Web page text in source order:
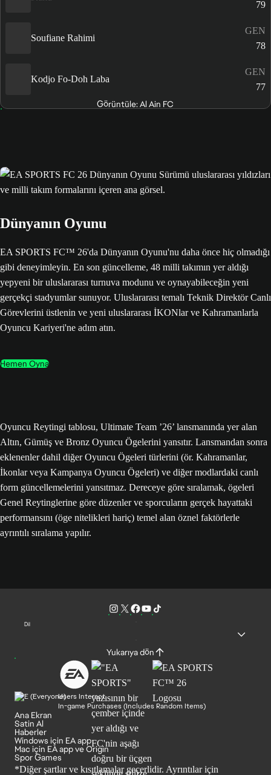
79
Soufiane Rahimi
GEN
78
Kodjo Fo-Doh Laba
GEN
77
Görüntüle: Al Ain FC
Dünyanın Oyunu
EA SPORTS FC™ 26'da Dünyanın Oyunu'nu daha önce hiç olmadığı
gibi deneyimleyin. En son güncelleme, 48 milli takımın yer aldığı
yepyeni bir uluslararası turnuva modunu ve oynayabileceğin yeni
gerçekçi stadyumlar sunuyor. Uluslararası temalı Teknik Direktör Canlı
Görevlerini üstlenin ve yeni uluslararası İKONlar ve Kahramanlarla
Oyuncu Kariyeri'ne adım atın.
Hemen Oyna
Oyuncu Reytingi tablosu, Ultimate Team ’26’ lansmanında yer alan
Altın, Gümüş ve Bronz Oyuncu Ögelerini yansıtır. Lansmandan sonra
eklenenler dahil diğer Oyuncu Ögeleri türlerini (ör. Kahramanlar,
İkonlar veya Kampanya Oyuncu Ögeleri) ve diğer modlardaki canlı
form güncellemelerini yansıtmaz. Dereceye göre sıralamak, ögeleri
Genel Reytinglerine göre düzenler ve sporcuların gerçek hayattaki
performansını (öge nitelikleri hariç) temel alan öznel faktörlerle
ayrıntılı sıralama yapılır.
Dil
Yukarıya dön
Users Interact
In-game Purchases (Includes Random Items)
Ana Ekran
Satin Al
Haberler
Windows için EA app
Mac için EA app ve Origin
Spor Games
*Diğer şartlar ve kısıtlamalar geçerlidir. Ayrıntılar için